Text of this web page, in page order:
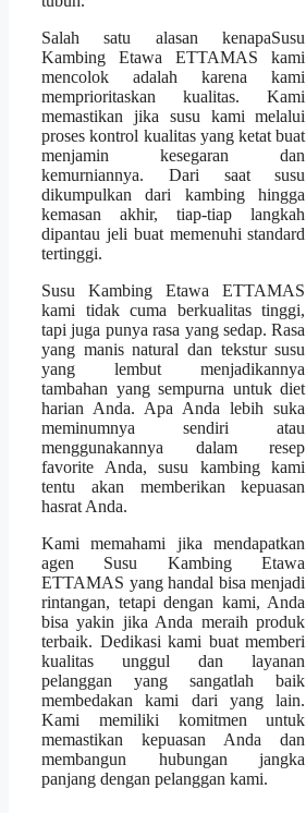
Salah satu alasan kenapaSusu
Kambing Etawa ETTAMAS kami
mencolok adalah karena kami
memprioritaskan kualitas. Kami
memastikan jika susu kami melalui
proses kontrol kualitas yang ketat buat
menjamin kesegaran dan
kemurniannya. Dari saat susu
dikumpulkan dari kambing hingga
kemasan akhir, tiap-tiap langkah
dipantau jeli buat memenuhi standard
tertinggi.
Susu Kambing Etawa ETTAMAS
kami tidak cuma berkualitas tinggi,
tapi juga punya rasa yang sedap. Rasa
yang manis natural dan tekstur susu
yang lembut menjadikannya
tambahan yang sempurna untuk diet
harian Anda. Apa Anda lebih suka
meminumnya sendiri atau
menggunakannya dalam resep
favorite Anda, susu kambing kami
tentu akan memberikan kepuasan
hasrat Anda.
Kami memahami jika mendapatkan
agen Susu Kambing Etawa
ETTAMAS yang handal bisa menjadi
rintangan, tetapi dengan kami, Anda
bisa yakin jika Anda meraih produk
terbaik. Dedikasi kami buat memberi
kualitas unggul dan layanan
pelanggan yang sangatlah baik
membedakan kami dari yang lain.
Kami memiliki komitmen untuk
memastikan kepuasan Anda dan
membangun hubungan jangka
panjang dengan pelanggan kami.